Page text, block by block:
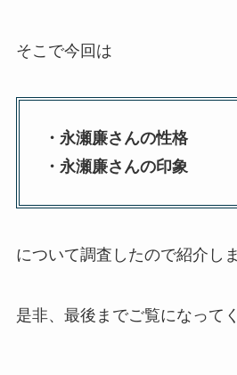
そこで今回は
・永瀬廉さんの性格
・永瀬廉さんの印象
について調査したので紹介し
是非、最後までご覧になって